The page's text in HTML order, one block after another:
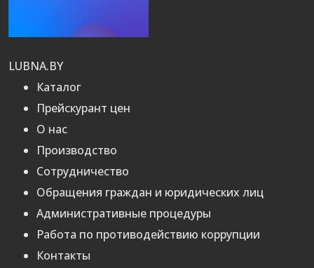
LUBNA.BY
Каталог
Прейскурант цен
О нас
Производство
Сотрудничество
Обращения граждан и юридических лиц
Административные процедуры
Работа по противодействию коррупции
Контакты